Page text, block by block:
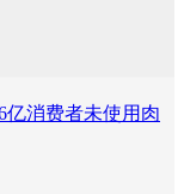
亿消费者未使用肉